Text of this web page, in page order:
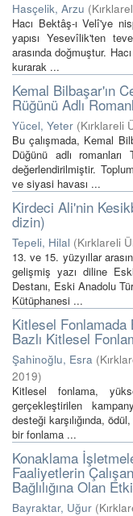
Hasçelik, Arzu (
Hacı Bektâş-ı Velî'ye
yapısı Yesevîlik'ten
arasında doğmuştur.
kurarak ...
Kemal Bilbaşar'ın
Rüğünü Adlı
Yücel, Yeter (Kırklareli
Bu çalışmada, Kemal
Düğünü adlı romanları
değerlendirilmiştir.
ve siyasi havası ...
Kirdeci Ali'nin
dizin)
Tepeli, Hilal (Kırklareli
13. ve 15. yüzyıllar
gelişmiş yazı diline
Destanı, Eski Anadolu
Kütüphanesi ...
Kitlesel Fonlamada
Bazlı Kitlesel
Şahinoğlu, Esra (
2019)
Kitlesel fonlama,
gerçekleştirilen
desteği karşılığında,
bir fonlama ...
Konaklama
Faaliyetlerin
Bağlılığına Olan
Bayraktar, Uğur (